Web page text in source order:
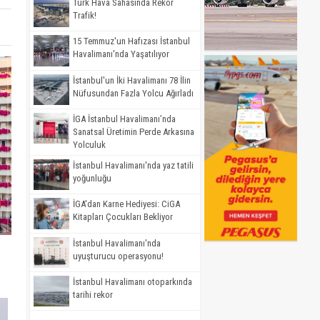
Türk Hava Sahasında Rekor
Trafik!
15 Temmuz'un Hafızası İstanbul
Havalimanı'nda Yaşatılıyor
İstanbul'un İki Havalimanı 78 İlin
Nüfusundan Fazla Yolcu Ağırladı
İGA İstanbul Havalimanı’nda
Sanatsal Üretimin Perde Arkasına
Yolculuk
İstanbul Havalimanı'nda yaz tatili
yoğunluğu
İGA'dan Karne Hediyesi: CiGA
Kitapları Çocukları Bekliyor
İstanbul Havalimanı'nda
uyuşturucu operasyonu!
İstanbul Havalimanı otoparkında
tarihi rekor